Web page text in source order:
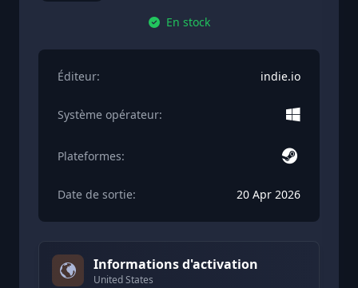
En stock
Éditeur: indie.io
Système opérateur:
Plateformes:
Date de sortie: 20 Apr 2026
Informations d'activation
United States